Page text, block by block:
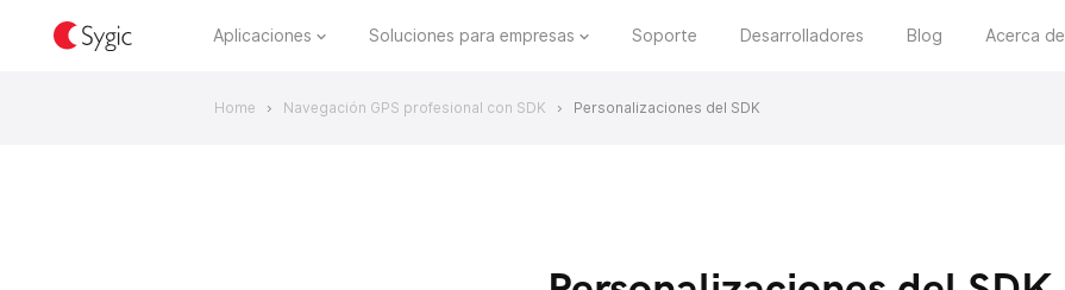
Aplicaciones Soluciones para empresas Soporte Desarrolladores Blog Acerca de
Home > Navegación GPS profesional con SDK > Personalizaciones del SDK